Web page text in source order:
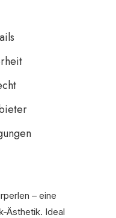
– eine
Ästhetik. Ideal